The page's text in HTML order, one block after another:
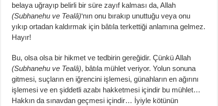
belaya uğrayıp belirli bir süre zayıf kalması da, Allah
(Subhanehu ve Tealâ)‘nın onu bırakıp unuttuğu veya onu
yıkıp ortadan kaldırmak için bâtıla terkettiği anlamına gelmez.
Hayır!
Bu, olsa olsa bir hikmet ve tedbirin gereğidir. Çünkü Allah
(Subhanehu ve Tealâ), bâtıla mühlet veriyor. Yolun sonuna
gitmesi, suçların en iğrencini işlemesi, günahların en ağırını
işlemesi ve en şiddetli azabı hakketmesi içindir bu mühlet…
Hakkın da sınavdan geçmesi içindir… İyiyle kötünün